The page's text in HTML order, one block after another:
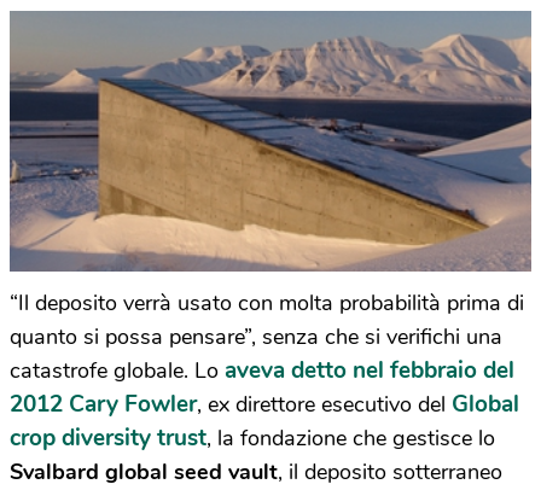
“Il deposito verrà usato con molta probabilità prima di
quanto si possa pensare”, senza che si verifichi una
catastrofe globale. Lo aveva detto nel febbraio del
2012 Cary Fowler, ex direttore esecutivo del Global
crop diversity trust, la fondazione che gestisce lo
Svalbard global seed vault, il deposito sotterraneo